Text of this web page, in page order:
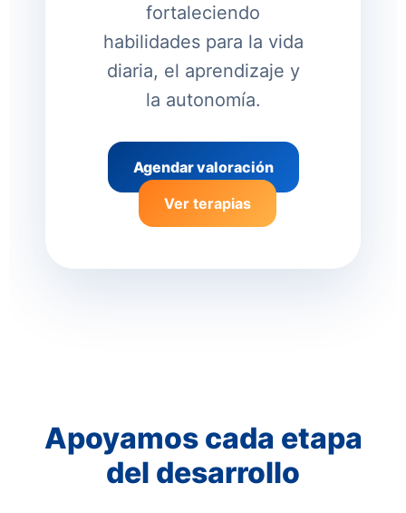
fortaleciendo
habilidades para la vida
diaria, el aprendizaje y
la autonomía.
Agendar valoración
Ver terapias
Apoyamos cada etapa
del desarrollo